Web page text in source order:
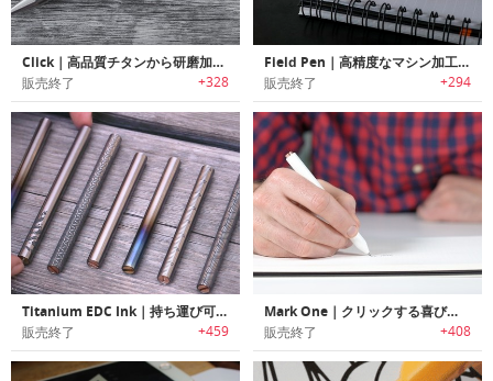
Click｜高品質チタンから研磨加工したパーツのみを使用したクリック式ペン「クリック」
販売終了 +328
Field Pen｜高精度なマシン加工パーツのみを使用したEDCペン「フィールドペン」
販売終了 +294
Titanium EDC Ink｜持ち運び可能なチタン製キーホルダーペン「EDC インク」
販売終了 +459
Mark One｜クリックする喜びが味わえるミニマルデザインオールメタルペン「マークワン」
販売終了 +408